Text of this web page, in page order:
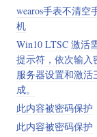
wearos手表不清空
机
Win10 LTSC 激活
提示符，依次输入
服务器设置和激活
成。
此内容被密码保护
此内容被密码保护